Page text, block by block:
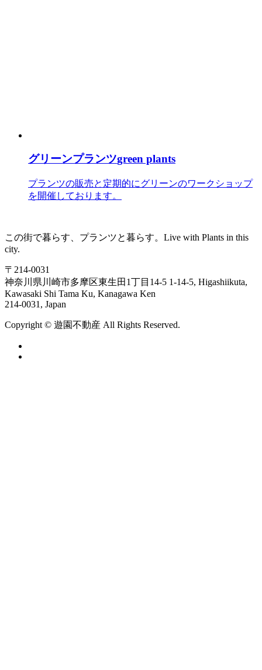
グリーンプランツgreen plants
プランツの販売と定期的にグリーンのワークショップ
を開催しております。
この街で暮らす、プランツと暮らす。 Live with Plants in this
city.
〒214-0031
神奈川県川崎市多摩区東生田1丁目14-5 1-14-5, Higashiikuta,
Kawasaki Shi Tama Ku, Kanagawa Ken
214-0031, Japan
Copyright © 遊園不動産 All Rights Reserved.